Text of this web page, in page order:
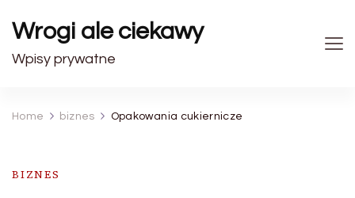
Wrogi ale ciekawy
Wpisy prywatne
Home biznes Opakowania cukiernicze
BIZNES